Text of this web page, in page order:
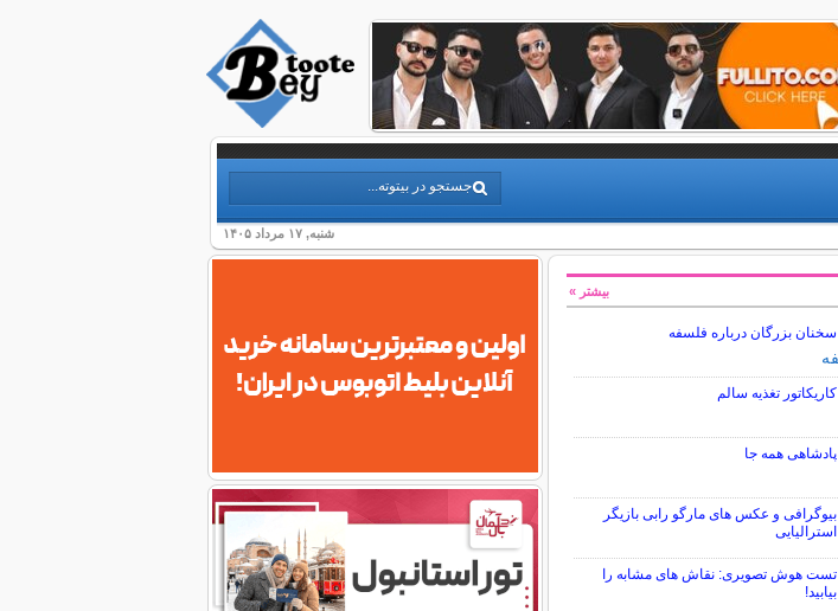
شنبه, ۱۷ مرداد ۱۴۰۵
سخنان بزرگان درباره فلسفه
کاریکاتور تغذیه سالم
پادشاهی همه جا
بیوگرافی و عکس های مارگو رابی بازیگر
استرالیایی
تست هوش تصویری: نقاش های مشابه را
بیابید!
بیشتر »